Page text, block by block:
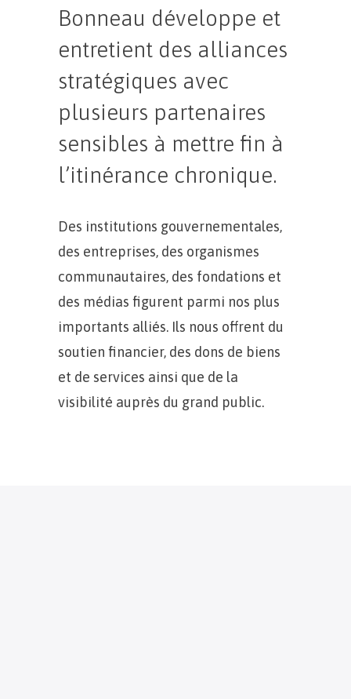
Bonneau développe et
entretient des alliances
stratégiques avec
plusieurs partenaires
sensibles à mettre fin à
l’itinérance chronique.
Des institutions gouvernementales,
des entreprises, des organismes
communautaires, des fondations et
des médias figurent parmi nos plus
importants alliés. Ils nous offrent du
soutien financier, des dons de biens
et de services ainsi que de la
visibilité auprès du grand public.